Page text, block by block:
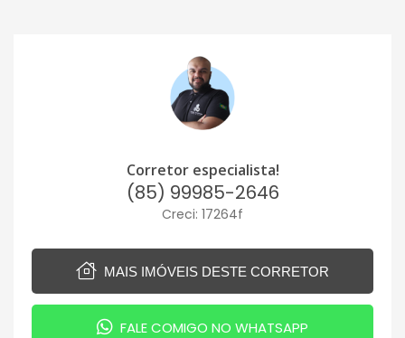
Corretor especialista!
(85) 99985-2646
Creci: 17264f
MAIS IMÓVEIS DESTE CORRETOR
FALE COMIGO NO WHATSAPP